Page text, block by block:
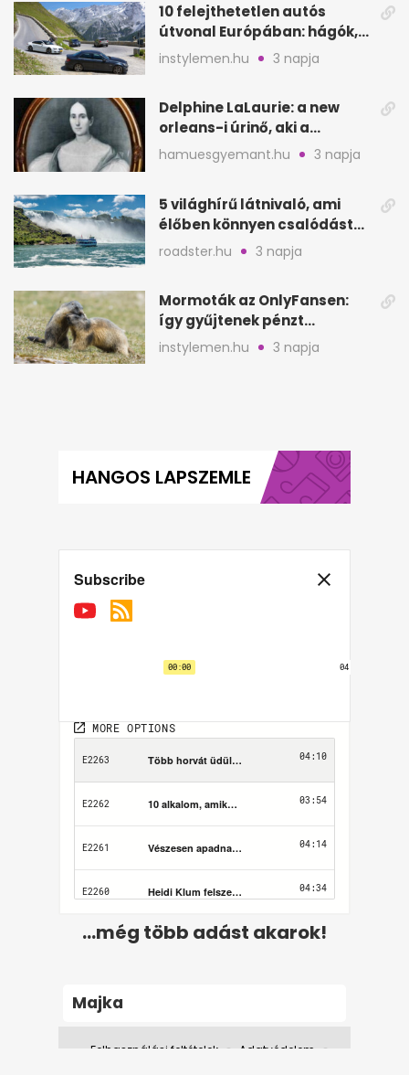
10 felejthetetlen autós
útvonal Európában: hágók,
partok, fjordok
instylemen.hu 3 napja
Delphine LaLaurie: a new
orleans-i úrinő, aki a
padláson kínzott
hamuesgyemant.hu 3 napja
5 világhírű látnivaló, ami
élőben könnyen csalódást
okozhat
roadster.hu 3 napja
Mormoták az OnlyFansen:
így gyűjtenek pénzt
amerikai kutatók
instylemen.hu 3 napja
HANGOS LAPSZEMLE
...még több adást akarok!
Majka
Felhasználási feltételek
Adatvédelem